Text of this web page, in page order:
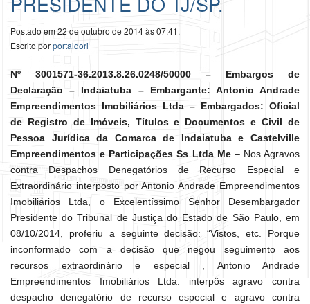
Postado em 22 de outubro de 2014 às 07:41.
Escrito porportaldori
Nº 3001571-36.2013.8.26.0248/50000 – Embargos de
Declaração – Indaiatuba – Embargante: Antonio Andrade
Empreendimentos Imobiliários Ltda – Embargados: Oficial
de Registro de Imóveis, Títulos e Documentos e Civil de
Pessoa Jurídica da Comarca de Indaiatuba e Castelville
Empreendimentos e Participações Ss Ltda Me– Nos Agravos
contra Despachos Denegatórios de Recurso Especial e
Extraordinário interposto por Antonio Andrade Empreendimentos
Imobiliários Ltda, o Excelentíssimo Senhor Desembargador
Presidente do Tribunal de Justiça do Estado de São Paulo, em
08/10/2014, proferiu a seguinte decisão: “Vistos, etc. Porque
inconformado com a decisão que negou seguimento aos
recursos extraordinário e especial , Antonio Andrade
Empreendimentos Imobiliários Ltda. interpôs agravo contra
despacho denegatório de recurso especial e agravo contra